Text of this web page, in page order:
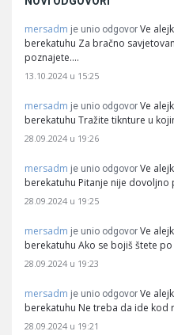
mersadm je unio odgovor Ve
berekatuhu Za bračno
poznajete.…
13.10.2024 u 15:25
mersadm je unio odgovor Ve
berekatuhu Tražite tiknture u
28.09.2024 u 19:26
mersadm je unio odgovor Ve
berekatuhu Pitanje nije dovoljno
28.09.2024 u 19:25
mersadm je unio odgovor Ve
berekatuhu Ako se bojiš štete
28.09.2024 u 19:23
mersadm je unio odgovor Ve
berekatuhu Ne treba da ide kod
28.09.2024 u 19:21